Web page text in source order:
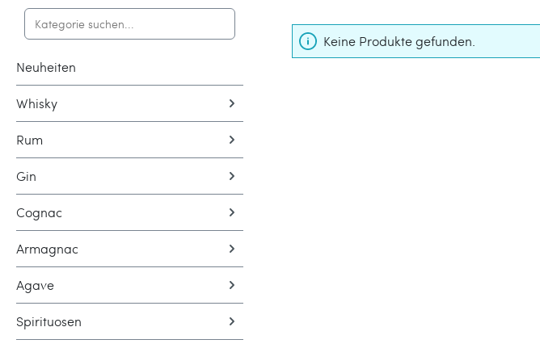
Neuheiten
Whisky
Rum
Gin
Cognac
Armagnac
Agave
Spirituosen
Keine Produkte gefunden.